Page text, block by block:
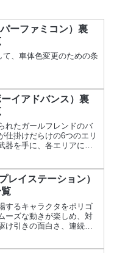
ーファミコン）裏
、車体色変更のための条
イアドバンス）裏
れたガールフレンドのバ
仕掛けだらけの6つのエリ
器を手に、各エリアに待
レイステーション）
するキャラクタをポリゴ
ーズな動きが楽しめ、対
引きの面白さ、連続技